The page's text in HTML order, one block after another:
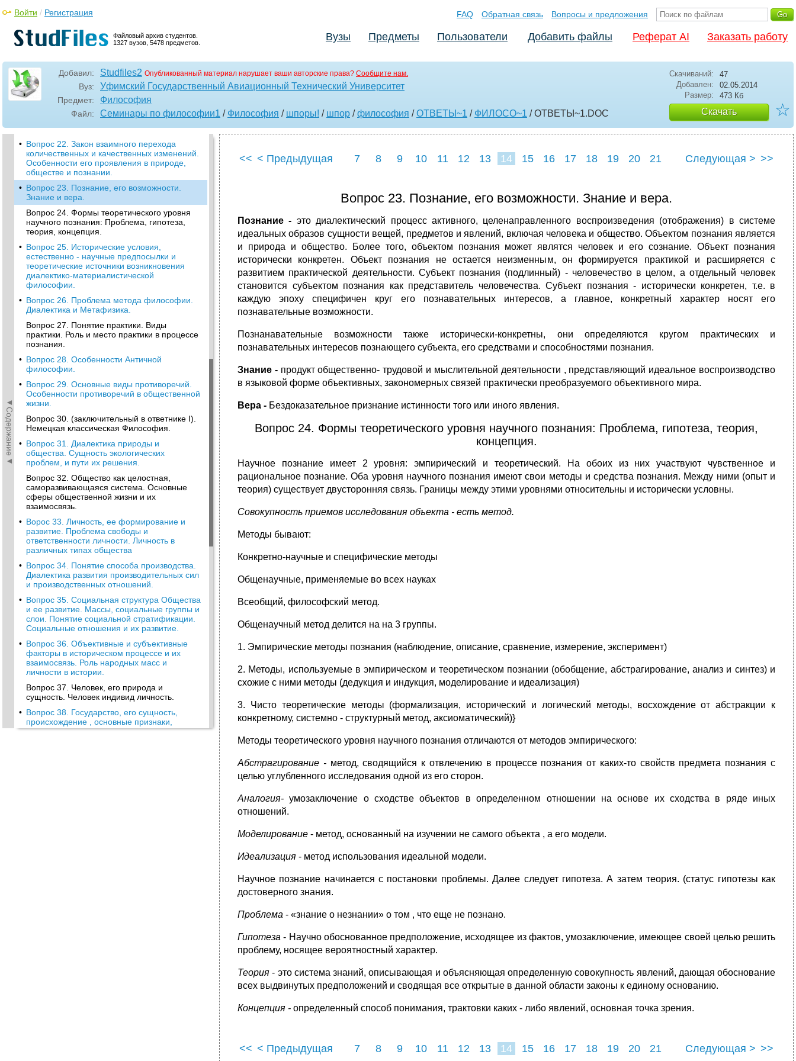
Файловый архив студентов.
1327 вузов, 5478 предметов.
Войти / Регистрация FAQ Обратная связь Вопросы и предложения
Вузы Предметы Пользователи Добавить файлы Реферат AI Заказать работу
Добавил: Studfiles2 Опубликованный материал нарушает ваши авторские права? Сообщите нам.
Вуз: Уфимский Государственный Авиационный Технический Университет
Предмет: Философия
Файл: Семинары по философии1 / Философия / шпоры! / шпор /философия /ОТВЕТЫ~1 / ФИЛОСО~1 / ОТВЕТЫ~1.DOC
Скачиваний:
47
Добавлен:
02.05.2014
Размер:
473 Кб
Скачать ☆
◄Содержание◄
Вопрос 18. Познание как отражение
познания.
процесса познания. Чувственное и
рациональное познание, их формы.
Вопрос 20. Понятие истины. Объективность
истины. Диалектика абсолютной и
относительной истины и ее конкретность.
Вопрос 21. Основные методы
эмпирического уровня научного познания.
• Вопрос 22. Закон взаимного перехода
количественных и качественных изменений.
Особенности его проявления в природе,
обществе и познании.
• Вопрос 23. Познание, его возможности.
Знание и вера.
Вопрос 24. Формы теоретического уровня
научного познания: Проблема, гипотеза,
теория, концепция.
• Вопрос 25. Исторические условия,
естественно - научные предпосылки и
теоретические источники возникновения
диалектико-материалистической
философии.
• Вопрос 26. Проблема метода философии.
Диалектика и Метафизика.
Вопрос 27. Понятие практики. Виды
практики. Роль и место практики в процессе
познания.
• Вопрос 28. Особенности Античной
философии.
• Вопрос 29. Основные виды противоречий.
Особенности противоречий в общественной
жизни.
Вопрос 30. (заключительный в ответнике I).
Немецкая классическая Философия.
• Вопрос 31. Диалектика природы и
общества. Сущность экологических
проблем, и пути их решения.
Вопрос 32. Общество как целостная,
саморазвивающаяся система. Основные
сферы общественной жизни и их
взаимосвязь.
• Ворос 33. Личность, ее формирование и
развитие. Проблема свободы и
ответственности личности. Личность в
различных типах общества
• Вопрос 34. Понятие способа производства.
Диалектика развития производительных сил
и производственных отношений.
• Вопрос 35. Социальная структура Общества
и ее развитие. Массы, социальные группы и
слои. Понятие социальной стратификации.
Социальные отношения и их развитие.
• Вопрос 36. Объективные и субъективные
факторы в историческом процессе и их
взаимосвязь. Роль народных масс и
личности в истории.
Вопрос 37. Человек, его природа и
сущность. Человек индивид личность.
• Вопрос 38. Государство, его сущность,
происхождение , основные признаки,
функции, формы.
<< < Предыдущая 7 8 9 10 11 12 13 14 15 16 17 18 19 20
21
Следующая > >>
Вопрос 23. Познание, его возможности. Знание и вера.
Познание - это диалектический процесс активного, целенаправленного воспроизведения (отображения) в системе
идеальных образов сущности вещей, предметов и явлений, включая человека и общество. Объектом познания является
и природа и общество. Более того, объектом познания может являтся человек и его сознание. Объект познания
исторически конкретен. Объект познания не остается неизменным, он формируется практикой и расширяется с
развитием практической деятельности. Субъект познания (подлинный) - человечество в целом, а отдельный человек
становится субъектом познания как представитель человечества. Субъект познания - исторически конкретен, т.е. в
каждую эпоху специфичен круг его познавательных интересов, а главное, конкретный характер носят его
познавательные возможности.
Познанавательные возможности также исторически-конкретны, они определяются кругом практических и
познавательных интересов познающего субъекта, его средствами и способностями познания.
Знание - продукт общественно- трудовой и мыслительной деятельности , представляющий идеальное воспроизводство
в языковой форме объективных, закономерных связей практически преобразуемого объективного мира.
Вера - Бездоказательное признание истинности того или иного явления.
Вопрос 24. Формы теоретического уровня научного познания: Проблема, гипотеза, теория,
концепция.
Научное познание имеет 2 уровня: эмпирический и теоретический. На обоих из них участвуют чувственное и
рациональное познание. Оба уровня научного познания имеют свои методы и средства познания. Между ними (опыт и
теория) существует двусторонняя связь. Границы между этими уровнями относительны и исторически условны.
Совокупность приемов исследования объекта - есть метод.
Методы бывают:
Конкретно-научные и специфические методы
Общенаучные, применяемые во всех науках
Всеобщий, философский метод.
Общенаучный метод делится на на 3 группы.
1. Эмпирические методы познания (наблюдение, описание, сравнение, измерение, эксперимент)
2. Методы, используемые в эмпирическом и теоретическом познании (обобщение, абстрагирование, анализ и синтез) и
схожие с ними методы (дедукция и индукция, моделирование и идеализация)
3. Чисто теоретические методы (формализация, исторический и логический методы, восхождение от абстракции к
конкретному, системно - структурный метод, аксиоматический)}
Методы теоретического уровня научного познания отличаются от методов эмпирического:
Абстрагирование - метод, сводящийся к отвлечению в процессе познания от каких-то свойств предмета познания с
целью углубленного исследования одной из его сторон.
Аналогия-умозаключение о сходстве объектов в определенном отношении на основе их сходства в ряде иных
отношений.
Моделирование - метод, основанный на изучении не самого объекта , а его модели.
Идеализация - метод использования идеальной модели.
Научное познание начинается с постановки проблемы. Далее следует гипотеза. А затем теория. (статус гипотезы как
достоверного знания.
Проблема - «знание о незнании» о том , что еще не познано.
Гипотеза - Научно обоснованное предположение, исходящее из фактов, умозаключение, имеющее своей целью решить
проблему, носящее вероятностный характер.
Теория- это система знаний, описывающая и объясняющая определенную совокупность явлений, дающая обоснование
всех выдвинутых предположений и сводящая все открытые в данной области законы к единому основанию.
Концепция - определенный способ понимания, трактовки каких - либо явлений, основная точка зрения.
<< < Предыдущая 7 8 9 10 11 12 13 14 15 16 17 18 19 20
21
Следующая > >>